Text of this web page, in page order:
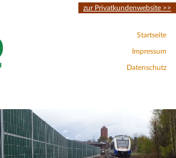
zur Privatkundenwebsite >>
Startseite
Impressum
Datenschutz